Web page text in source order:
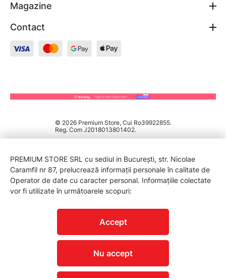
Magazine
Contact
© 2026 Premium Store, Cui Ro39922855.
Reg. Com J2018013801402.
PREMIUM STORE SRL cu sediul in București, str. Nicolae
Caramfil nr 87, prelucrează informații personale în calitate de
Operator de date cu caracter personal. Informațiile colectate
vor fi utilizate în următoarele scopuri:
Accept
Nu accept